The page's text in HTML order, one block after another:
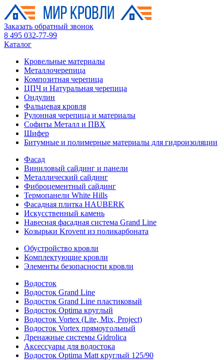
Заказать обратный звонок
8 495 032-77-99
Каталог
Кровельные материалы
Металлочерепица
Композитная черепица
ЦПЧ и Натуральная черепица
Ондулин
Фальцевая кровля
Рулонная черепица и материалы
Софиты Металл и ПВХ
Шифер
Битумные и полимерные материалы для гидроизоляции
Фасад
Виниловый сайдинг и панели
Металлический сайдинг
Фиброцементный сайдинг
Термопанели White Hills
Фасадная плитка HAUBERK
Искусственный камень
Навесная фасадная система Grand Line
Козырьки Krovent из поликарбоната
Обустройство кровли
Комплектующие кровли
Элементы безопасности кровли
Водосток
Водосток Grand Line
Водосток Grand Line пластиковый
Водосток Optima круглый
Водосток Vortex (Lite, Mix, Project)
Водосток Vortex прямоугольный
Дренажные системы Gidrolica
Аксессуары для водостока
Водосток Optima Matt круглый 125/90